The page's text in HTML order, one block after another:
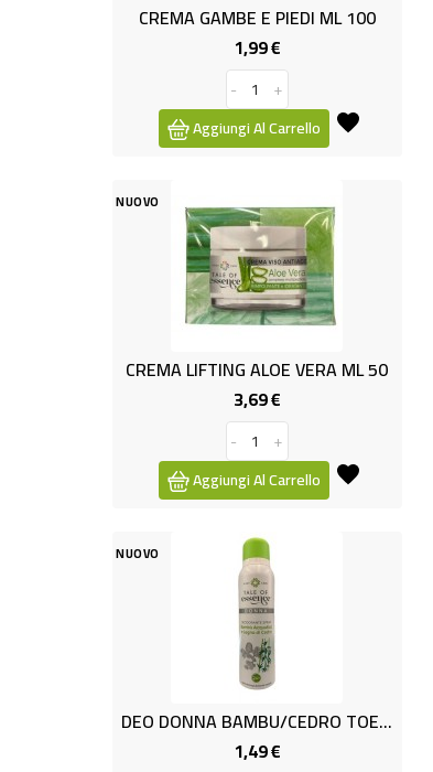
CREMA GAMBE E PIEDI ML 100
1,99 €Prezzo
-
+
Aggiungi Al Carrello
NUOVO
CREMA LIFTING ALOE VERA ML 50
3,69 €Prezzo
-
+
Aggiungi Al Carrello
NUOVO
DEO DONNA BAMBU/CEDRO TOE 150
1,49 €Prezzo